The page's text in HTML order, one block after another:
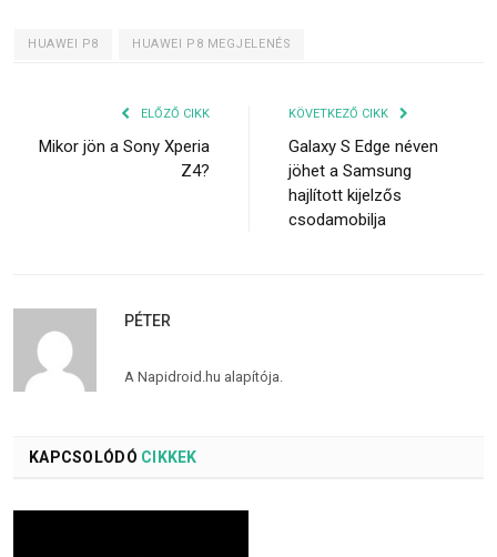
HUAWEI P8 HUAWEI P8 MEGJELENÉS
ELŐZŐ CIKK
Mikor jön a Sony Xperia
Z4?
KÖVETKEZŐ CIKK
Galaxy S Edge néven
jöhet a Samsung
hajlított kijelzős
csodamobilja
PÉTER
A Napidroid.hu alapítója.
KAPCSOLÓDÓ CIKKEK